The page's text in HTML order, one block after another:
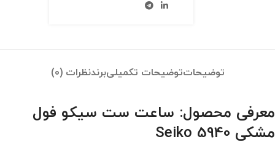
توضیحاتتوضیحات تکمیلیبرندنظرات (0)
معرفی محصول: ساعت ست سیکو فول
مشکی Seiko 5940